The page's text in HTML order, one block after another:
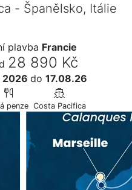
- Španělsko, Itálie
plavba Francie
28 890 Kč
2026 do 17.08.26
penze Costa Pacifica